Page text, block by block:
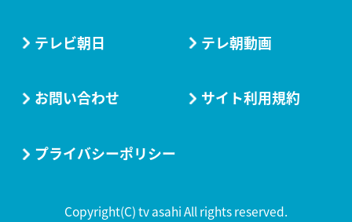
テレビ朝日 テレ朝動画
お問い合わせ サイト利用規約
プライバシーポリシー
Copyright(C) tv asahi All rights reserved.